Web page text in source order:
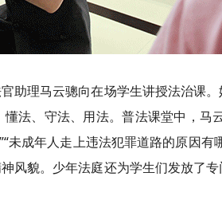
助理马云骢向在场学生讲授法治课
法、守法、用法。普法课堂中，马
未成年人走上违法犯罪道路的原因有
风貌。少年法庭还为学生们发放了